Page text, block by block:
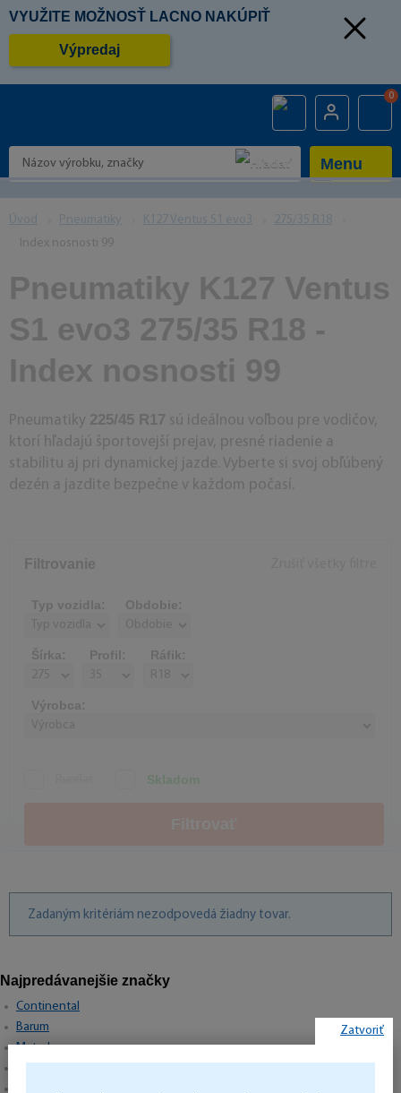
VYUŽITE MOŽNOSŤ LACNO NAKÚPIŤ
Výpredaj
0
Menu
Úvod Pneumatiky K127 Ventus S1 evo3
275/35 R18
Index nosnosti 99
Pneumatiky K127 Ventus
S1 evo3 275/35 R18 -
Index nosnosti 99
Pneumatiky 225/45 R17 sú ideálnou voľbou pre vodičov,
ktorí hľadajú športovejší prejav, presné riadenie a
stabilitu aj pri dynamickej jazde. Vyberte si svoj obľúbený
dezén a jazdite bezpečne v každom počasí.
Filtrovanie
Typ vozidla: Obdobie:
Šírka: Profil: Ráfik:
Výrobca:
Skladom
Zadaným kritériám nezodpovedá žiadny tovar.
Najpredávanejšie značky
Continental
Barum
Matador
Zatvoriť